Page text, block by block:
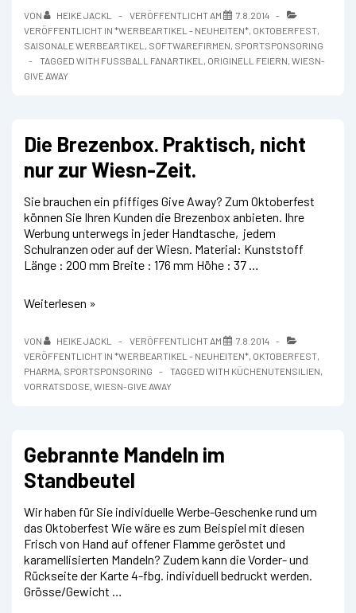
blau-
weißer
Haarpracht
VON HEIKE JACKL VERÖFFENTLICHT AM
7.8.2014
VERÖFFENTLICHT IN *WERBEARTIKEL - NEUHEITEN*, OKTOBERFEST,
SAISONALE WERBEARTIKEL , SOFTWAREFIRMEN, SPORTSPONSORING
TAGGED WITH FUSSBALL FANARTIKEL , ORIGINELL FEIERN, WIESN-
GIVE AWAY
Die Brezenbox. Praktisch, nicht
nur zur Wiesn-Zeit.
Sie brauchen ein pfiffiges Give Away? Zum Oktoberfest
können Sie Ihren Kunden die Brezenbox anbieten. Ihre
Werbung unterwegs in jeder Handtasche, jedem
Schulranzen oder auf der Wiesn. Material: Kunststoff
Länge : 200 mm Breite : 176 mm Höhe : 37 …
Die
Praktisch,
nicht
nur
zur
Weiterlesen »
VON HEIKE JACKL VERÖFFENTLICHT AM
7.8.2014
VERÖFFENTLICHT IN *WERBEARTIKEL - NEUHEITEN*, OKTOBERFEST,
PHARMA, SPORTSPONSORING TAGGED WITH KÜCHENUTENSILIEN,
VORRATSDOSE, WIESN-GIVE AWAY
Gebrannte Mandeln im
Standbeutel
Wir haben für Sie individuelle Werbe-Geschenke rund um
das Oktoberfest Wie wäre es zum Beispiel mit diesen
Frisch von Hand auf offener Flamme geröstet und
karamellisierten Mandeln? Zudem kann die Vorder- und
Rückseite der Karte 4-fbg. individuell bedruckt werden.
Grösse/Gewicht …